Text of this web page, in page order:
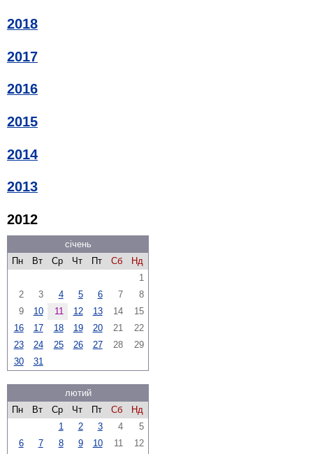
2018
2017
2016
2015
2014
2013
2012
січень
Пн
Вт Ср Чт Пт Сб
Нд
1
2
3 4 5 6 7
8
9
10 11 12 13 14
15
16
17 18 19 20 21
22
23
24 25 26 27 28
29
30
31
лютий
Пн
Вт Ср Чт Пт Сб
Нд
1
2 3 4
5
6
7 8 9 10 11
12